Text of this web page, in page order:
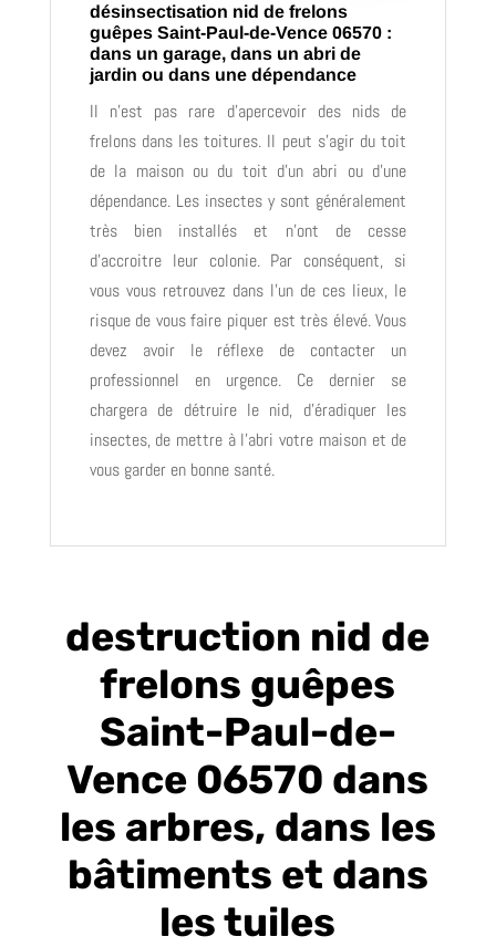
désinsectisation nid de frelons
guêpes Saint-Paul-de-Vence 06570 :
dans un garage, dans un abri de
jardin ou dans une dépendance
Il n’est pas rare d’apercevoir des nids de
frelons dans les toitures. Il peut s’agir du toit
de la maison ou du toit d’un abri ou d’une
dépendance. Les insectes y sont généralement
très bien installés et n’ont de cesse
d’accroitre leur colonie. Par conséquent, si
vous vous retrouvez dans l’un de ces lieux, le
risque de vous faire piquer est très élevé. Vous
devez avoir le réflexe de contacter un
professionnel en urgence. Ce dernier se
chargera de détruire le nid, d’éradiquer les
insectes, de mettre à l’abri votre maison et de
vous garder en bonne santé.
destruction nid de
frelons guêpes
Saint-Paul-de-
Vence 06570 dans
les arbres, dans les
bâtiments et dans
les tuiles